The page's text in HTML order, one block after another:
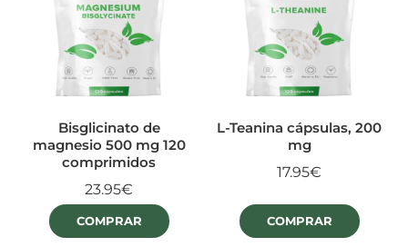
Bisglicinato de
magnesio 500 mg 120
comprimidos
23.95€
COMPRAR
L-Teanina cápsulas, 200
mg
17.95€
COMPRAR